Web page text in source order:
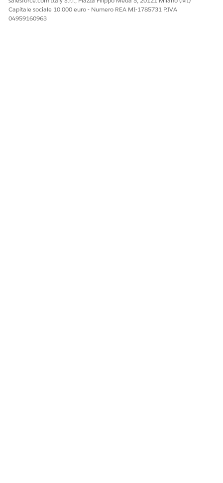
QUESTO ARTICOLO HA RISOLTO IL PROBLEMA?
Capitale sociale 10.000 euro - Numero REA MI-1785731 P.IVA
04959160963